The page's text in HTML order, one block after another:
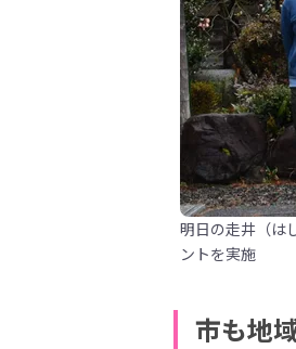
明日の走井（は
ントを実施
市も地